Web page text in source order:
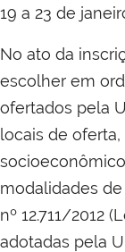
19 a 23 de
No ato da
escolher em
ofertados pela
locais de
modalidades
nº 12.711/2012
adotadas pela